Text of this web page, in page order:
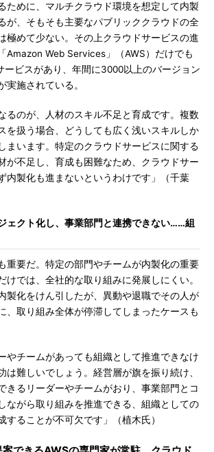
ために、マルチクラウド環境を想定して内製
が、そもそも主要なパブリッククラウドの全
極めて少ない。その上クラウドサービスの進
Amazon Web Services」（AWS）だけでも
ービスがあり、年間に3000以上のバージョン
実施されている。
るのが、人材のスキル不足と育成です。複数
を扱う場合、どうしても広く浅いスキルしか
まいます。特定のクラウドサービスに関する
が不足し、育成も困難なため、クラウドサー
内製化も進まないというわけです」（千葉
ェクト化し、事業部門と連携できない……組
重要だ。特定の部門やチームが内製化の重要
けでは、全社的な取り組みに発展しにくい。
製化をけん引したが、異動や退職でその人が
、取り組み全体が停滞してしまったケースも
やチームがあっても組織として推進できなけ
は難しいでしょう。経営層が旗を振り続け、
きるリーダーやチームがおり、事業部門とコ
ながら取り組みを推進できる、組織としての
することが不可欠です」（植木氏）